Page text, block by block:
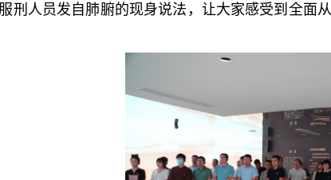
刑人员发自肺腑的现身说法，让大家感受到全面